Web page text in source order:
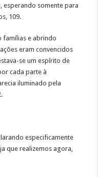
esperando somente para
109.
famílias e abrindo
eram convencidos
se um espírito de
cada parte à
iluminado pela
especificamente
que realizemos agora,